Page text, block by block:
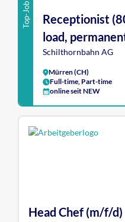
Top-Job
Receptionist
load,
Schilthornbahn AG
Mürren (CH)
Full-time, Part-time
online seit NEW
Head Chef (m/f/d)